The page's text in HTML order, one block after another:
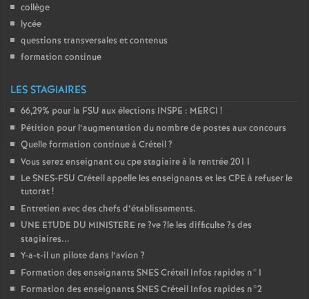
collège
lycée
questions transversales et contenus
formation continue
LES STAGIAIRES
66,29% pour la FSU aux élections INSPE : MERCI !
Pétition pour l’augmentation du nombre de postes aux concours
Quelle formation continue à Créteil?
Vous serez enseignant ou cpe stagiaire à la rentrée 2011
LeSNES-FSU Créteil appelle les enseignants et les CPE à refuser le
tutorat!
Entretien avec des chefs d’établissements.
UNE ETUDE DU MINISTERE re?ve?le les difficulte?s des
stagiaires...
Y-a-t-il un pilote dans l’avion ?
Formation des enseignants SNESCréteil Infos rapides n°1
Formation des enseignants SNESCréteil Infos rapides n°2